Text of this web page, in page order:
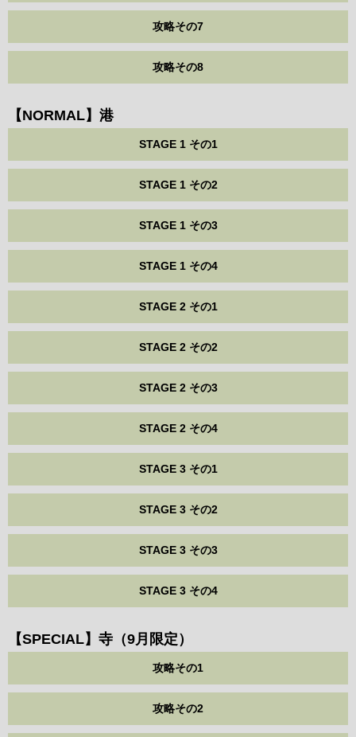
攻略その7
攻略その8
【NORMAL】港
STAGE 1 その1
STAGE 1 その2
STAGE 1 その3
STAGE 1 その4
STAGE 2 その1
STAGE 2 その2
STAGE 2 その3
STAGE 2 その4
STAGE 3 その1
STAGE 3 その2
STAGE 3 その3
STAGE 3 その4
【SPECIAL】寺（9月限定）
攻略その1
攻略その2